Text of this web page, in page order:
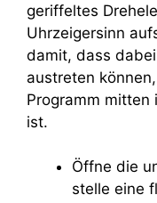
geriffeltes
Uhrzeigersinn
damit, dass
austreten
Programm mitten
ist.
Öffne die
stelle eine